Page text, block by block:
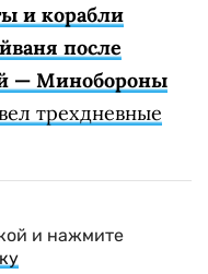
и корабли
после
— Минобороны
трехдневные
и нажмите